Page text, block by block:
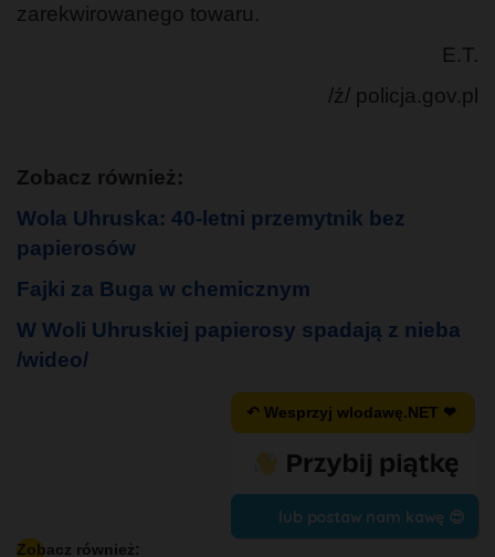
zarekwirowanego towaru.
E.T.
/ź/ policja.gov.pl
Zobacz również:
Wola Uhruska: 40-letni przemytnik bez
papierosów
Fajki za Buga w chemicznym
W Woli Uhruskiej papierosy spadają z nieba
/wideo/
↶ Wesprzyj wlodawę.NET ❤
lub postaw nam kawę 😍
Zobacz również: